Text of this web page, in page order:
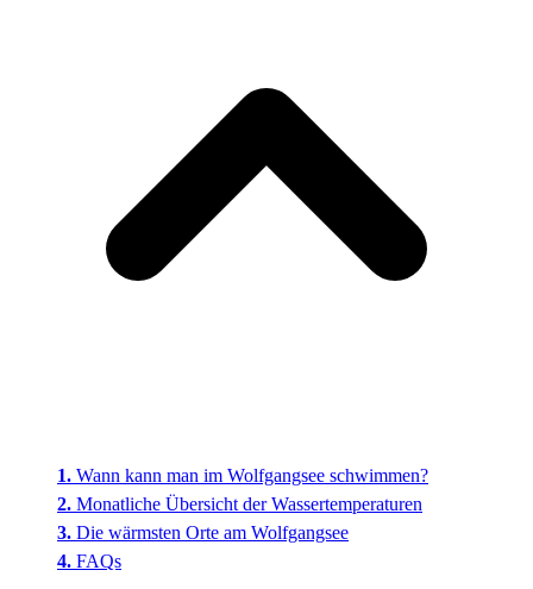
Wann kann man im Wolfgangsee schwimmen?
Monatliche Übersicht der Wassertemperaturen
Die wärmsten Orte am Wolfgangsee
FAQs